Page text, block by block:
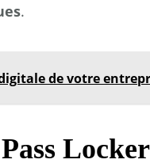
.
de votre
Locker